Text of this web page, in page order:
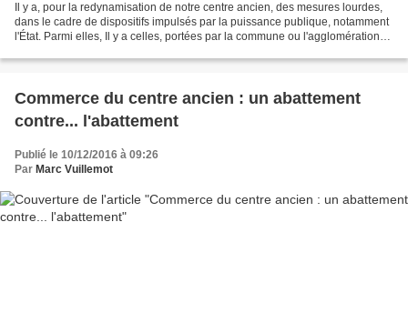
Il y a, pour la redynamisation de notre centre ancien, des mesures lourdes,
dans le cadre de dispositifs impulsés par la puissance publique, notamment
l'État. Parmi elles, Il y a celles, portées par la commune ou l'agglomération
Commerce du centre ancien : un abattement
contre... l'abattement
Publié le 10/12/2016 à 09:26
Par Marc Vuillemot